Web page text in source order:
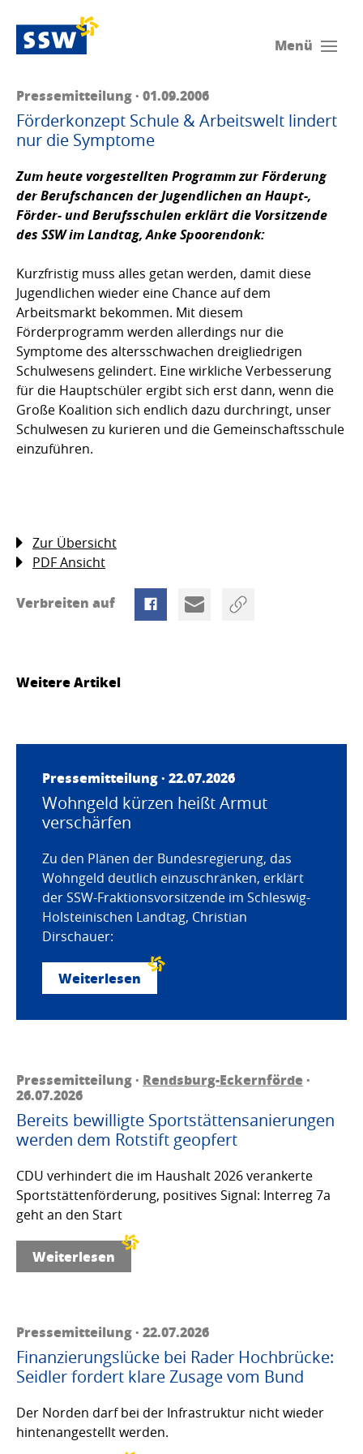
Menü
Pressemitteilung · 01.09.2006
Förderkonzept Schule & Arbeitswelt lindert
nur die Symptome
Zum heute vorgestellten Programm zur Förderung
der Berufschancen der Jugendlichen an Haupt-,
Förder- und Berufsschulen erklärt die Vorsitzende
des SSW im Landtag,Anke Spoorendonk:
Kurzfristig muss alles getan werden, damit diese
Jugendlichen wieder eine Chance auf dem
Arbeitsmarkt bekommen. Mit diesem
Förderprogramm werden allerdings nur die
Symptome des altersschwachen dreigliedrigen
Schulwesens gelindert. Eine wirkliche Verbesserung
für die Hauptschüler ergibt sich erst dann, wenn die
Große Koalition sich endlich dazu durchringt, unser
Schulwesen zu kurieren und die Gemeinschaftsschule
einzuführen.
Zur Übersicht
PDF Ansicht
Verbreiten auf
Weitere Artikel
Pressemitteilung · 22.07.2026
Wohngeld kürzen heißt Armut
verschärfen
Zu den Plänen der Bundesregierung, das
Wohngeld deutlich einzuschränken, erklärt
der SSW-Fraktionsvorsitzende im Schleswig-
Holsteinischen Landtag, Christian
Dirschauer:
Weiterlesen
Pressemitteilung · Rendsburg-Eckernförde·
26.07.2026
Bereits bewilligte Sportstättensanierungen
werden dem Rotstift geopfert
CDU verhindert die im Haushalt 2026 verankerte
Sportstättenförderung, positives Signal: Interreg 7a
geht an den Start
Weiterlesen
Pressemitteilung · 22.07.2026
Finanzierungslücke bei Rader Hochbrücke:
Seidler fordert klare Zusage vom Bund
Der Norden darf bei der Infrastruktur nicht wieder
hintenangestellt werden.